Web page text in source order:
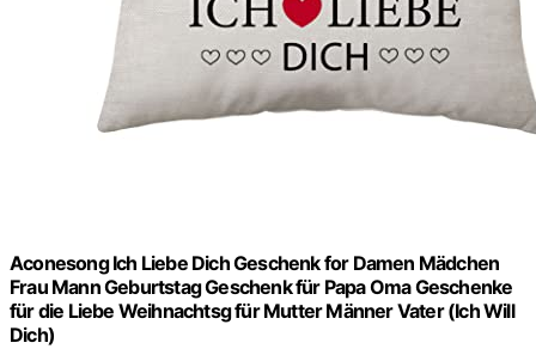
Aconesong Ich Liebe Dich Geschenk for Damen Mädchen
Frau Mann Geburtstag Geschenk für Papa Oma Geschenke
für die Liebe Weihnachtsg für Mutter Männer Vater (Ich Will
Dich)